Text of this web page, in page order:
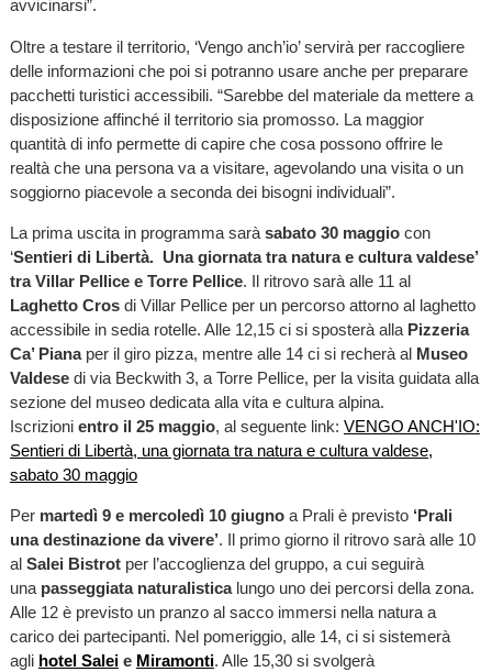
avvicinarsi”.
Oltre a testare il territorio, ‘Vengo anch’io’ servirà per raccogliere
delle informazioni che poi si potranno usare anche per preparare
pacchetti turistici accessibili. “Sarebbe del materiale da mettere a
disposizione affinché il territorio sia promosso. La maggior
quantità di info permette di capire che cosa possono offrire le
realtà che una persona va a visitare, agevolando una visita o un
soggiorno piacevole a seconda dei bisogni individuali”.
La prima uscita in programma sarà sabato 30 maggio con
‘Sentieri di Libertà. Una giornata tra natura e cultura valdese’
tra Villar Pellice e Torre Pellice. Il ritrovo sarà alle 11 al
Laghetto Crosdi Villar Pellice per un percorso attorno al laghetto
accessibile in sedia rotelle. Alle 12,15 ci si sposterà alla Pizzeria
Ca’ Pianaper il giro pizza, mentre alle 14 ci si recherà al Museo
Valdesedi via Beckwith 3, a Torre Pellice, per la visita guidata alla
sezione del museo dedicata alla vita e cultura alpina.
Iscrizionientro il 25 maggio, al seguente link: VENGO ANCH'IO:
Sentieri di Libertà, una giornata tra natura e cultura valdese,
sabato 30 maggio
Per martedì 9 e mercoledì 10 giugnoa Prali è previsto ‘Prali
una destinazione da vivere’. Il primo giorno il ritrovo sarà alle 10
al Salei Bistrot per l’accoglienza del gruppo, a cui seguirà
una passeggiata naturalisticalungo uno dei percorsi della zona.
Alle 12 è previsto un pranzo al sacco immersi nella natura a
carico dei partecipanti. Nel pomeriggio, alle 14, ci si sistemerà
agli hotel Saleie Miramonti. Alle 15,30 si svolgerà